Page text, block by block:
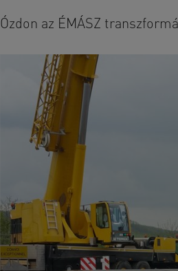
Ózdon az ÉMÁSZ